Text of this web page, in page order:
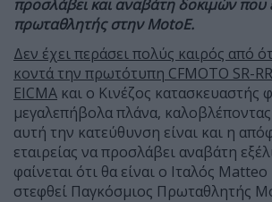
προσλάβει και αναβάτη δοκιμών που
πρωταθλητής στην MotoE.
Δεν έχει περάσει πολύς καιρός από
κοντά την πρωτότυπη CFMOTO SR-
EICMA και ο Κινέζος κατασκευαστής
μεγαλεπήβολα πλάνα,
αυτή την κατεύθυνση είναι και η
εταιρείας να προσλάβει αναβάτη
φαίνεται ότι θα είναι ο Ιταλός
στεφθεί Παγκόσμιος Πρωταθλητής